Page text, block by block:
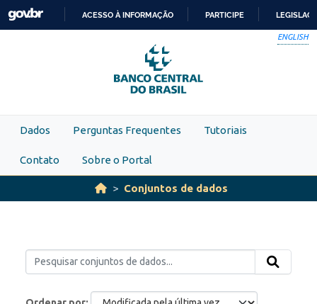
Skip to main content
PARA
O
CONTEÚDO
ACESSO À INFORMAÇÃO PARTICIPE
ENGLISH
Dados Perguntas Frequentes Tutoriais
Contato Sobre o Portal
Conjuntos de dados